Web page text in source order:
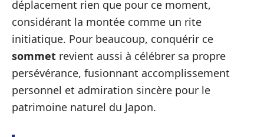
déplacement rien que pour ce moment,
considérant la montée comme un rite
initiatique. Pour beaucoup, conquérir ce
sommet revient aussi à célébrer sa propre
persévérance, fusionnant accomplissement
personnel et admiration sincère pour le
patrimoine naturel du Japon.